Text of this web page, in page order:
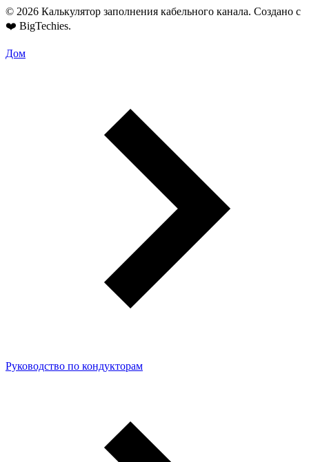
© 2026 Калькулятор заполнения кабельного канала. Создано с
❤️ BigTechies.
Дом
Руководство по кондукторам